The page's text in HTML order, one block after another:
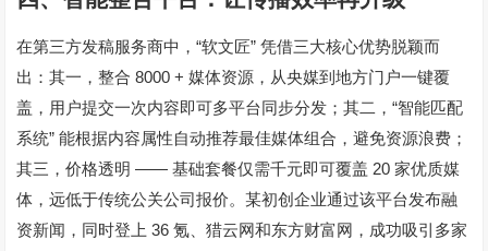
在第三方发稿服务商中，“软文匠”凭借三大核心优势脱颖而
出：其一，整合8000 +媒体资源，从央媒到地方门户一键覆
盖，用户提交一次内容即可多平台同步分发；其二，“智能匹配
系统”能根据内容属性自动推荐最佳媒体组合，避免资源浪费；
其三，价格透明——基础套餐仅需千元即可覆盖 20家优质媒
体，远低于传统公关公司报价。某初创企业通过该平台发布融
资新闻，同时登上36氪、猎云网和东方财富网，成功吸引多家